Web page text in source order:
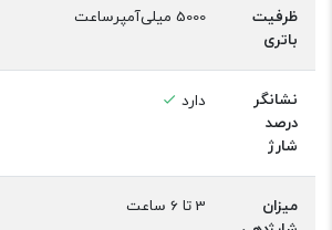
ظرفیت
باتری
5000 میلی‌آمپر‌ساعت
نشانگر
درصد
شارژ
دارد
میزان
3 تا 6 ساعت